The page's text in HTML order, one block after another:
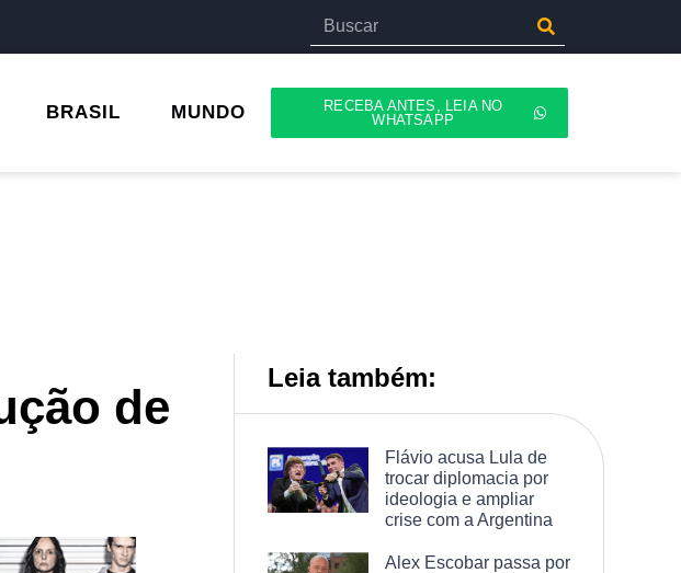
BRASIL MUNDO
RECEBA ANTES, LEIA NO
WHATSAPP
de
Leia também:
Flávio acusa Lula de
trocar diplomacia por
ideologia e ampliar
crise com a Argentina
Alex Escobar passa por